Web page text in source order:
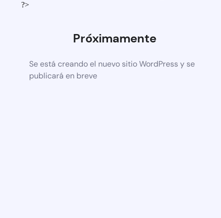
?>
Próximamente
Se está creando el nuevo sitio WordPress y se
publicará en breve